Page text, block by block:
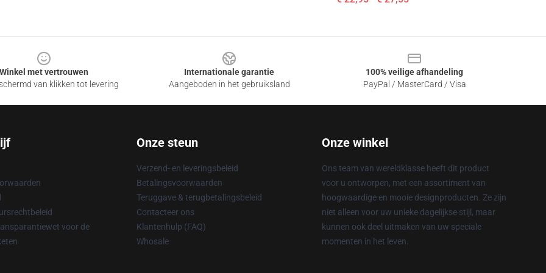
Winkel met vertrouwen
van klikken tot levering
Internationale garantie
Aangeboden in het gebruiksland
100% veilige afhandeling
PayPal / MasterCard / Visa
voor de
Onze steun
Verzend- en leveringsbeleid
Betalingsvoorwaarden
Teruggave & terugbetalingsbeleid
Contacteer ons
Klantenhulp (FAQ)
Whosale
Onze winkel
Ons team van wereldklasse heeft dit product
voor u ontworpen, met een assortiment van
hoogwaardige en mooie designproducten. Ze zijn
niet alleen voor uw unieke dagelijkse stijl, maar
kunnen ook deel uitmaken van uw speciale
momenten in het leven.